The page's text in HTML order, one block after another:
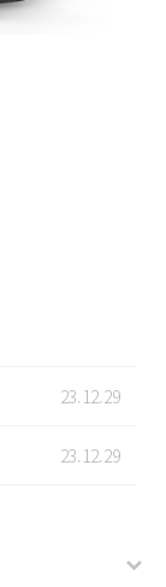
23.12.29
23.12.29